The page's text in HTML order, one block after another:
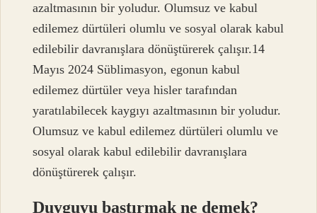
azaltmasının bir yoludur. Olumsuz ve kabul
edilemez dürtüleri olumlu ve sosyal olarak kabul
edilebilir davranışlara dönüştürerek çalışır.14
Mayıs 2024 Süblimasyon, egonun kabul
edilemez dürtüler veya hisler tarafından
yaratılabilecek kaygıyı azaltmasının bir yoludur.
Olumsuz ve kabul edilemez dürtüleri olumlu ve
sosyal olarak kabul edilebilir davranışlara
dönüştürerek çalışır.
Duyguyu bastırmak ne demek?